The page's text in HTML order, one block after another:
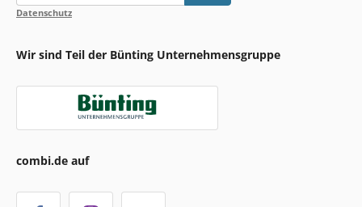
Datenschutz
Wir sind Teil der Bünting Unternehmensgruppe
combi.de auf